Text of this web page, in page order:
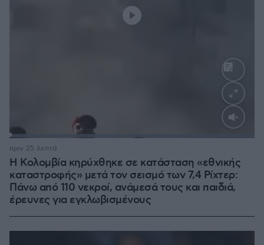
Loaded
Η Κολομβία κηρύχθηκε σε κατάσταση «εθνικής
καταστροφής» μετά τον σεισμό των 7,4 Ρίχτερ:
Πάνω από 110 νεκροί, ανάμεσά τους και παιδιά,
έρευνες για εγκλωβισμένους
πριν 25 λεπτά